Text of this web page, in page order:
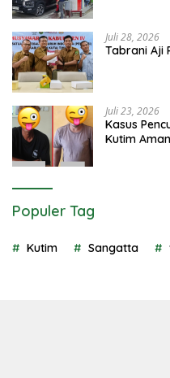
Juli 28, 2026
Tabrani Aji
Juli 23, 2026
Kasus
Kutim
Populer Tag
Kutim Sangatta